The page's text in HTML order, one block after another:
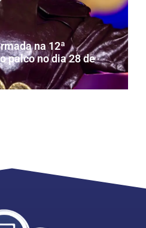
na 12ª
palco no dia 28 de